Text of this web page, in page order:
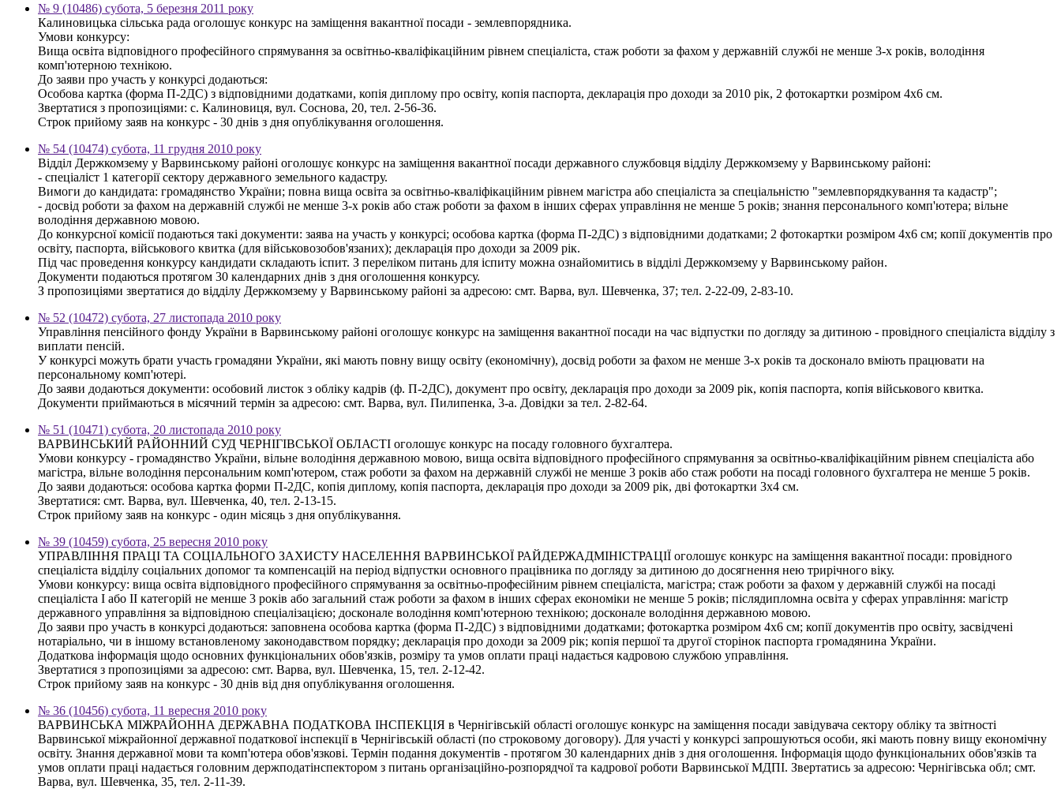
№ 9 (10486) субота, 5 березня 2011 року
Калиновицька сільська рада оголошує конкурс на заміщення вакантної посади - землевпорядника.
Умови конкурсу:
Вища освіта відповідного професійного спрямування за освітньо-кваліфікаційним рівнем спеціаліста, стаж роботи за фахом у державній службі не менше 3-х років, володіння
комп'ютерною технікою.
До заяви про участь у конкурсі додаються:
Особова картка (форма П-2ДС) з відповідними додатками, копія диплому про освіту, копія паспорта, декларація про доходи за 2010 рік, 2 фотокартки розміром 4х6 см.
Звертатися з пропозиціями: с. Калиновиця, вул. Соснова, 20, тел. 2-56-36.
Строк прийому заяв на конкурс - 30 днів з дня опублікування оголошення.
№ 54 (10474) субота, 11 грудня 2010 року
Відділ Держкомзему у Варвинському районі оголошує конкурс на заміщення вакантної посади державного службовця відділу Держкомзему у Варвинському районі:
- спеціаліст 1 категорії сектору державного земельного кадастру.
Вимоги до кандидата: громадянство України; повна вища освіта за освітньо-кваліфікаційним рівнем магістра або спеціаліста за спеціальністю "землевпорядкування та кадастр";
- досвід роботи за фахом на державній службі не менше 3-х років або стаж роботи за фахом в інших сферах управління не менше 5 років; знання персонального комп'ютера; вільне
володіння державною мовою.
До конкурсної комісії подаються такі документи: заява на участь у конкурсі; особова картка (форма П-2ДС) з відповідними додатками; 2 фотокартки розміром 4х6 см; копії документів про
освіту, паспорта, військового квитка (для військовозобов'язаних); декларація про доходи за 2009 рік.
Під час проведення конкурсу кандидати складають іспит. З переліком питань для іспиту можна ознайомитись в відділі Держкомзему у Варвинському район.
Документи подаються протягом 30 календарних днів з дня оголошення конкурсу.
З пропозиціями звертатися до відділу Держкомзему у Варвинському районі за адресою: смт. Варва, вул. Шевченка, 37; тел. 2-22-09, 2-83-10.
№ 52 (10472) субота, 27 листопада 2010 року
Управління пенсійного фонду України в Варвинському районі оголошує конкурс на заміщення вакантної посади на час відпустки по догляду за дитиною - провідного спеціаліста відділу з
виплати пенсій.
У конкурсі можуть брати участь громадяни України, які мають повну вищу освіту (економічну), досвід роботи за фахом не менше 3-х років та досконало вміють працювати на
персональному комп'ютері.
До заяви додаються документи: особовий листок з обліку кадрів (ф. П-2ДС), документ про освіту, декларація про доходи за 2009 рік, копія паспорта, копія військового квитка.
Документи приймаються в місячний термін за адресою: смт. Варва, вул. Пилипенка, 3-а. Довідки за тел. 2-82-64.
№ 51 (10471) субота, 20 листопада 2010 року
ВАРВИНСЬКИЙ РАЙОННИЙ СУД ЧЕРНІГІВСЬКОЇ ОБЛАСТІ оголошує конкурс на посаду головного бухгалтера.
Умови конкурсу - громадянство України, вільне володіння державною мовою, вища освіта відповідного професійного спрямування за освітньо-кваліфікаційним рівнем спеціаліста або
магістра, вільне володіння персональним комп'ютером, стаж роботи за фахом на державній службі не менше 3 років або стаж роботи на посаді головного бухгалтера не менше 5 років.
До заяви додаються: особова картка форми П-2ДС, копія диплому, копія паспорта, декларація про доходи за 2009 рік, дві фотокартки 3х4 см.
Звертатися: смт. Варва, вул. Шевченка, 40, тел. 2-13-15.
Строк прийому заяв на конкурс - один місяць з дня опублікування.
№ 39 (10459) субота, 25 вересня 2010 року
УПРАВЛІННЯ ПРАЦІ ТА СОЦІАЛЬНОГО ЗАХИСТУ НАСЕЛЕННЯ ВАРВИНСЬКОЇ РАЙДЕРЖАДМІНІСТРАЦІЇ оголошує конкурс на заміщення вакантної посади: провідного
спеціаліста відділу соціальних допомог та компенсацій на період відпустки основного працівника по догляду за дитиною до досягнення нею трирічного віку.
Умови конкурсу: вища освіта відповідного професійного спрямування за освітньо-професійним рівнем спеціаліста, магістра; стаж роботи за фахом у державній службі на посаді
спеціаліста І або ІІ категорій не менше 3 років або загальний стаж роботи за фахом в інших сферах економіки не менше 5 років; післядипломна освіта у сферах управління: магістр
державного управління за відповідною спеціалізацією; досконале володіння комп'ютерною технікою; досконале володіння державною мовою.
До заяви про участь в конкурсі додаються: заповнена особова картка (форма П-2ДС) з відповідними додатками; фотокартка розміром 4х6 см; копії документів про освіту, засвідчені
нотаріально, чи в іншому встановленому законодавством порядку; декларація про доходи за 2009 рік; копія першої та другої сторінок паспорта громадянина України.
Додаткова інформація щодо основних функціональних обов'язків, розміру та умов оплати праці надається кадровою службою управління.
Звертатися з пропозиціями за адресою: смт. Варва, вул. Шевченка, 15, тел. 2-12-42.
Строк прийому заяв на конкурс - 30 днів від дня опублікування оголошення.
№ 36 (10456) субота, 11 вересня 2010 року
ВАРВИНСЬКА МІЖРАЙОННА ДЕРЖАВНА ПОДАТКОВА ІНСПЕКЦІЯ в Чернігівській області оголошує конкурс на заміщення посади завідувача сектору обліку та звітності
Варвинської міжрайонної державної податкової інспекції в Чернігівській області (по строковому договору). Для участі у конкурсі запрошуються особи, які мають повну вищу економічну
освіту. Знання державної мови та комп'ютера обов'язкові. Термін подання документів - протягом 30 календарних днів з дня оголошення. Інформація щодо функціональних обов'язків та
умов оплати праці надається головним держподатінспектором з питань організаційно-розпорядчої та кадрової роботи Варвинської МДПІ. Звертатись за адресою: Чернігівська обл; смт.
Варва, вул. Шевченка, 35, тел. 2-11-39.